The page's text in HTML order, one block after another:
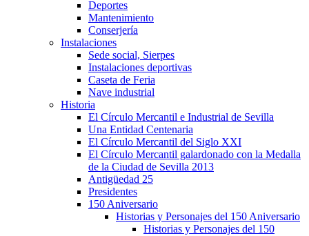
Deportes
Mantenimiento
Conserjería
Instalaciones
Sede social, Sierpes
Instalaciones deportivas
Caseta de Feria
Nave industrial
Historia
El Círculo Mercantil e Industrial de Sevilla
Una Entidad Centenaria
El Círculo Mercantil del Siglo XXI
El Círculo Mercantil galardonado con la Medalla
de la Ciudad de Sevilla 2013
Antigüedad 25
Presidentes
150 Aniversario
Historias y Personajes del 150 Aniversario
Historias y Personajes del 150